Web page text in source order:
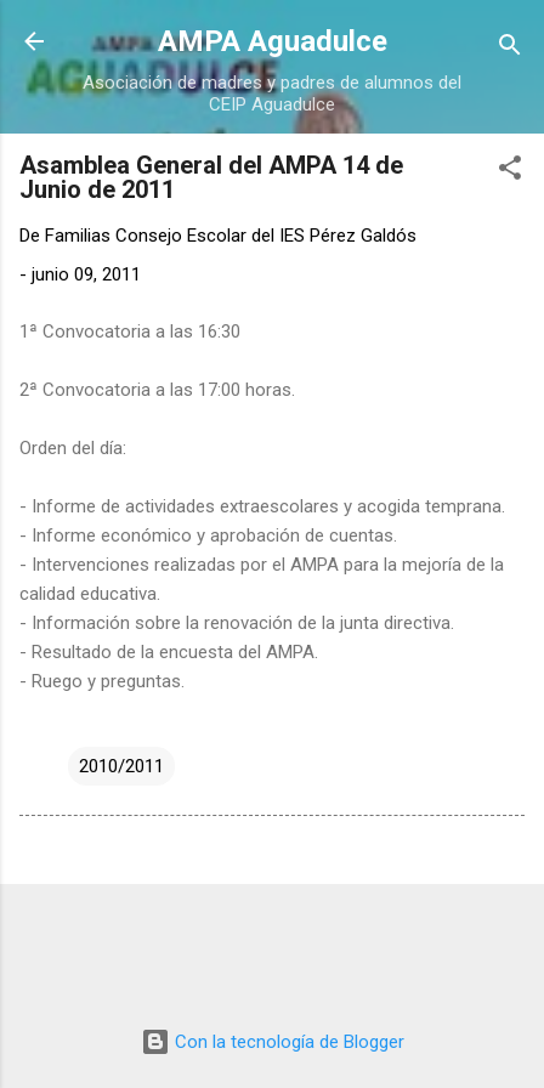
Ir al contenido principal
AMPA Aguadulce
Asociación de madres y padres de alumnos del
CEIP Aguadulce
Asamblea General del AMPA 14 de
Junio de 2011
De Familias Consejo Escolar del IES Pérez Galdós
- junio 09, 2011
1ª Convocatoria a las 16:30
2ª Convocatoria a las 17:00 horas.
Orden del día:
- Informe de actividades extraescolares y acogida temprana.
- Informe económico y aprobación de cuentas.
- Intervenciones realizadas por el AMPA para la mejoría de la
calidad educativa.
- Información sobre la renovación de la junta directiva.
- Resultado de la encuesta del AMPA.
- Ruego y preguntas.
2010/2011
Con la tecnología de Blogger